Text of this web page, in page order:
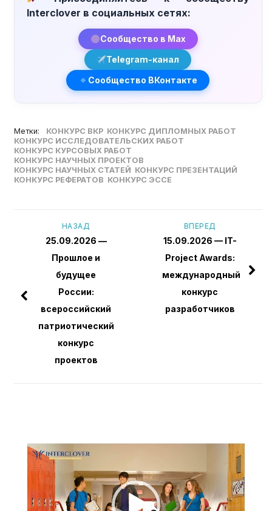
Interclover в социальных сетях:
Сообщество в Max
Telegram-канал
Сообщество ВКонтакте
Метки: КОНКУРС ВКР КОНКУРС ДИПЛОМНЫХ РАБОТ
КОНКУРС ИССЛЕДОВАТЕЛЬСКИХ РАБОТ
КОНКУРС КУРСОВЫХ РАБОТ
КОНКУРС НАУЧНЫХ ПРОЕКТОВ
КОНКУРС НАУЧНЫХ СТАТЕЙ КОНКУРС ПРЕЗЕНТАЦИЙ
КОНКУРС РЕФЕРАТОВ КОНКУРС ЭССЕ
ВПЕРЕД
15.09.2026 — IT-
Project Awards:
международный
конкурс
разработчиков
НАЗАД
25.09.2026 —
Прошлое и
будущее
России:
всероссийский
патриотический
конкурс
проектов
Видеоплеер